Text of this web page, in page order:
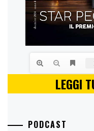
LEGGI
PODCAST